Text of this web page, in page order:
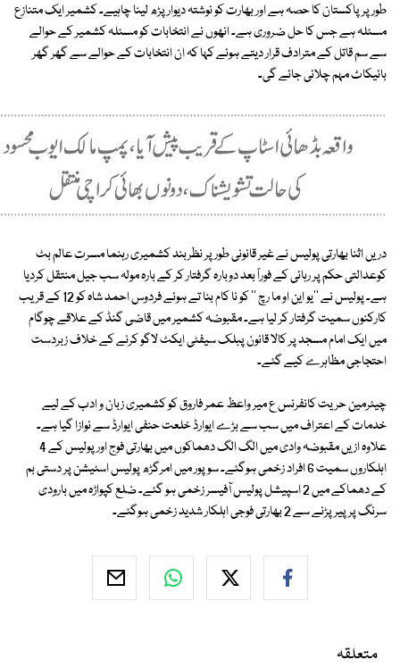
طورپر پاکستان کا حصہ ہے اور بھارت کو نوشتہ دیوار پڑھ لینا چاہیے۔ کشمیر ایک متنازع
مسئلہ ہے جس کا حل ضروری ہے۔ انھوں نے انتخابات کو مسئلہ کشمیر کے حوالے
سے سم قاتل کے مترادف قرار دیتے ہوئے کہا کہ ان انتخابات کے حوالے سے گھر گھر
بائیکاٹ مہم چلائی جائے گی۔
دریں اثنا بھارتی پولیس نے غیر قانونی طورپر نظربند کشمیری رہنما مسرت عالم بٹ
کوعدالتی حکم پر رہائی کے فوراً بعد دوبارہ گرفتار کر کے بارہ مولہ سب جیل منتقل کردیا
ہے۔ پولیس نے ''یو این او ما رچ '' کو نا کام بنا تے ہوئے فردوس احمد شاہ کو 12 کے قریب
کارکنوں سمیت گرفتار کر لیا ہے۔ مقبوضہ کشمیر میں قاضی گنڈ کے علاقے چوگام
میں ایک امام مسجد پر کالا قانون پبلک سیفٹی ایکٹ لاگو کرنے کے خلاف زبردست
احتجاجی مظاہرے کیے گئے۔
چیئرمین حریت کانفرنس ع میر واعظ عمر فاروق کو کشمیری زبان و ادب کے لیے
خدمات کے اعتراف میں سب سے بڑے ایوارڈ خلعت حنفی ایوارڈ سے نوازا گیا ہے۔
علاوہ ازیں مقبوضہ وادی میں الگ الگ دھماکوں میں بھارتی فوج اورپولیس کے 4
اہلکاروں سمیت 6 افراد زخمی ہوگئے۔ سوپور میں امرگڑھ پولیس اسٹیشن پر دستی بم
کے دھماکے میں 2 اسپیشل پولیس آفیسر زخمی ہو گئے۔ ضلع کپواڑہ میں بارودی
سرنگ پرپیر پڑنے سے 2 بھارتی فوجی اہلکار شدید زخمی ہوگئے۔
متعلقہ